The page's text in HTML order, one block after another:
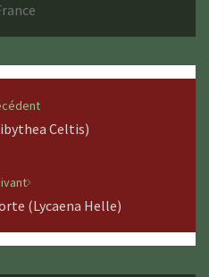
Celtis)
(Lycaena Helle)